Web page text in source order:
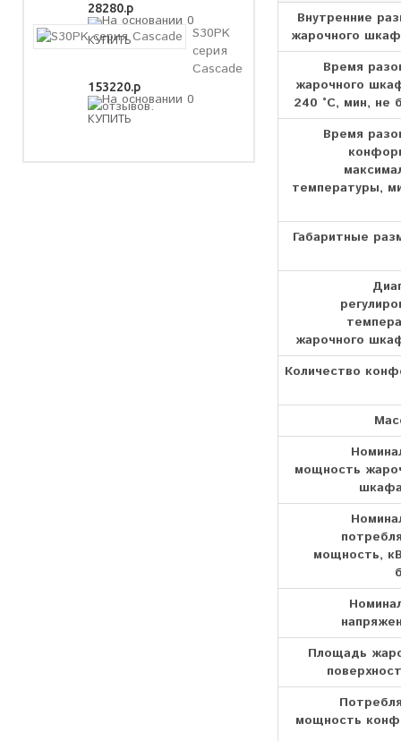
28280.р
S30PK
серия
Cascade
153220.р
Внутренние
жарочного
Время
жарочного
240 °C, мин, не
Время
температуры,
Габаритные
жарочного
Количество
мощность
мощность,
Площадь
мощность